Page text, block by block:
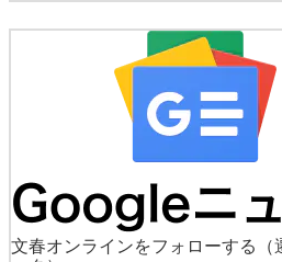
文春オンラインをフォローする